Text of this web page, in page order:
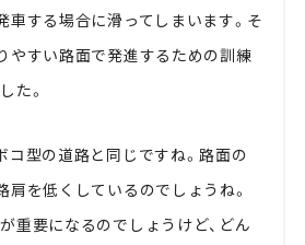
車する場合に滑ってしまいます。そ
やすい路面で発進するための訓練
た。
コ型の道路と同じですね。路面の
肩を低くしているのでしょうね。
重要になるのでしょうけど、どん